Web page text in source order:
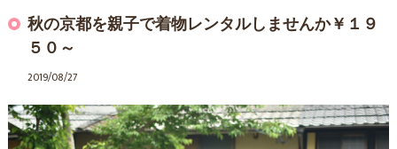
秋の京都を親子で着物レンタルしませんか￥１９
５０～
2019/08/27